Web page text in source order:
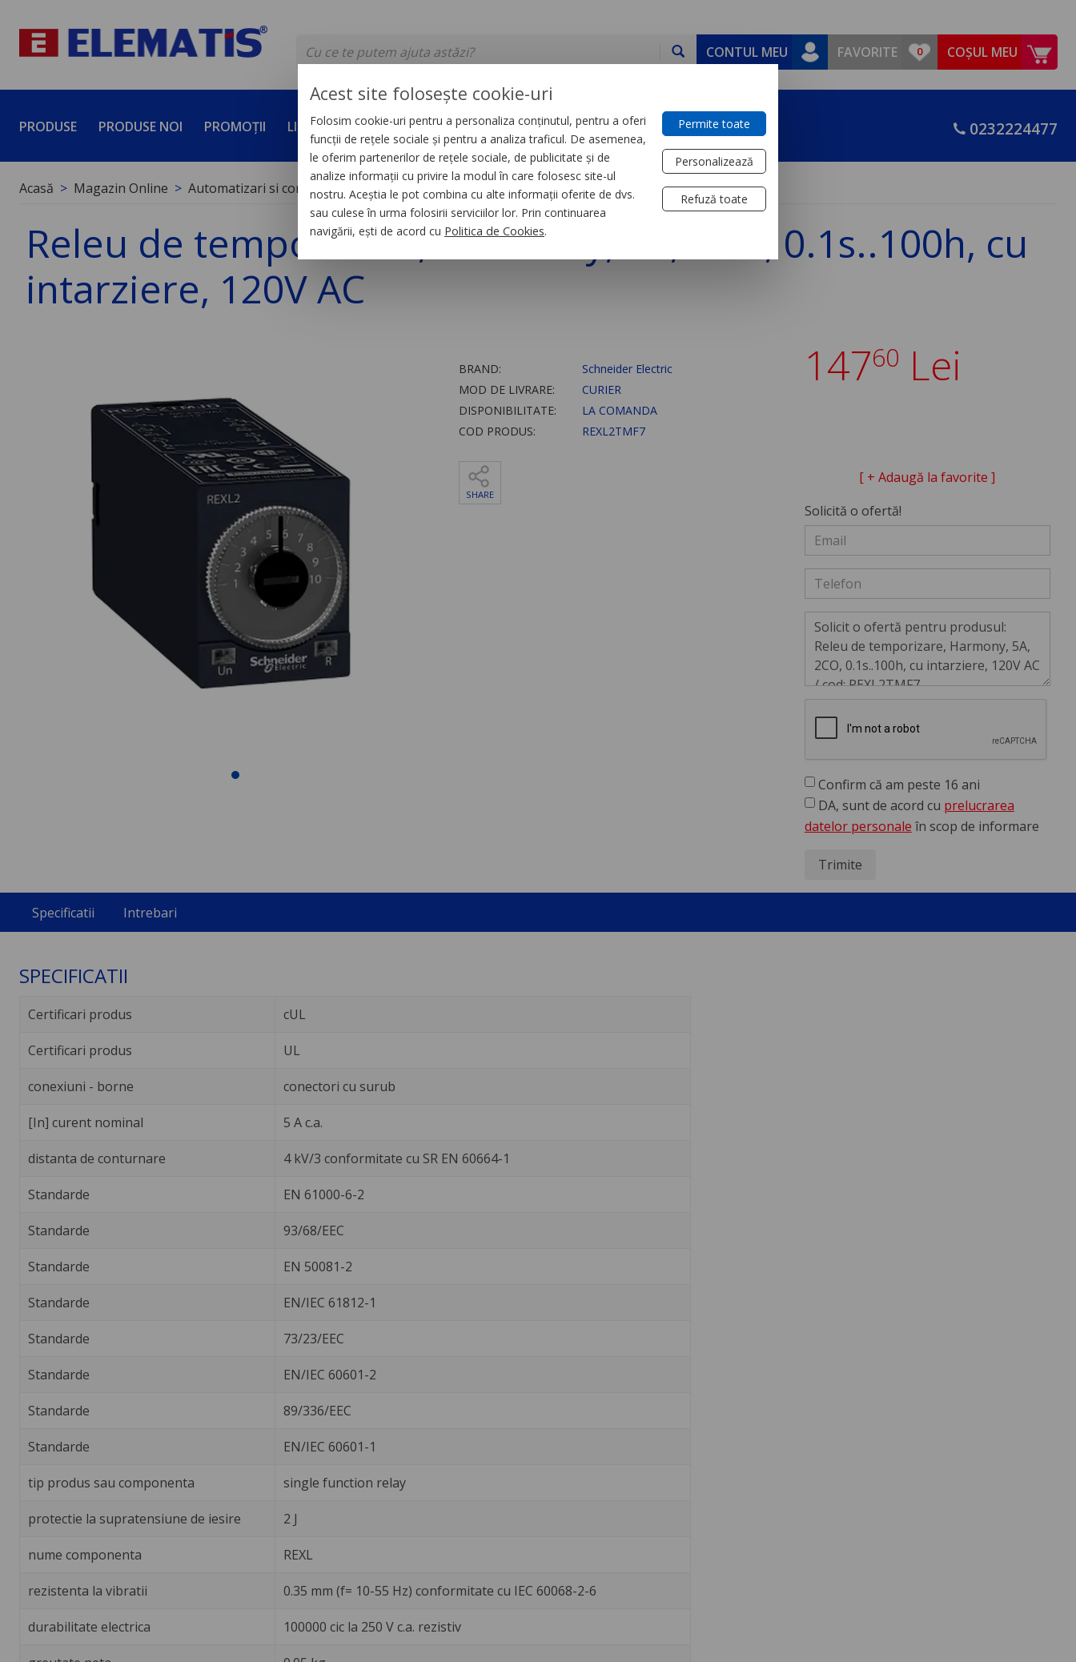
CONTUL MEU FAVORITE COȘUL MEU
PRODUSE PRODUSE NOI PROMOȚII LICHIDĂRI DE STOC SERVICII DEVINO PARTENER CONTACT 0232224477
Acasă Magazin Online Automatizari si control industrial Relee
Releu de temporizare, Harmony, 5A, 2CO, 0.1s..100h, cu
intarziere, 120V AC
BRAND:
Schneider Electric
MOD DE LIVRARE:
CURIER
DISPONIBILITATE:
LA COMANDA
COD PRODUS:
REXL2TMF7
SHARE
14760 Lei
[ + Adaugă la favorite ]
Solicită o ofertă!
Confirm că am peste 16 ani
DA, sunt de acord cu prelucrarea
datelor personale în scop de informare
Trimite
Specificatii Intrebari
SPECIFICATII
Certificari produs cUL
Certificari produs UL
conexiuni - borne conectori cu surub
[In] curent nominal 5 A c.a.
distanta de conturnare 4 kV/3 conformitate cu SR EN 60664-1
Standarde EN 61000-6-2
Standarde 93/68/EEC
Standarde EN 50081-2
Standarde EN/IEC 61812-1
Standarde 73/23/EEC
Standarde EN/IEC 60601-2
Standarde 89/336/EEC
Standarde EN/IEC 60601-1
tip produs sau componenta single function relay
protectie la supratensiune de iesire 2 J
nume componenta REXL
rezistenta la vibratii 0.35 mm (f= 10-55 Hz) conformitate cu IEC 60068-2-6
durabilitate electrica 100000 cic la 250 V c.a. rezistiv
Acest site folosește cookie-uri
Folosim cookie-uri pentru a personaliza conținutul, pentru a oferi
funcții de rețele sociale și pentru a analiza traficul. De asemenea,
le oferim partenerilor de rețele sociale, de publicitate și de
analize informații cu privire la modul în care folosesc site-ul
nostru. Aceștia le pot combina cu alte informații oferite de dvs.
sau culese în urma folosirii serviciilor lor. Prin continuarea
navigării, ești de acord cu Politica de Cookies.
Permite toate
Personalizează
Refuză toate